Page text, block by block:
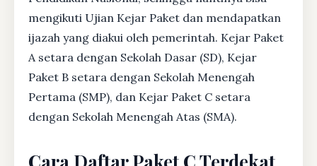
mengikuti Ujian Kejar Paket dan mendapatkan
ijazah yang diakui oleh pemerintah. Kejar Paket
A setara dengan Sekolah Dasar (SD), Kejar
Paket B setara dengan Sekolah Menengah
Pertama (SMP), dan Kejar Paket C setara
dengan Sekolah Menengah Atas (SMA).
Cara Daftar Paket C Terdekat